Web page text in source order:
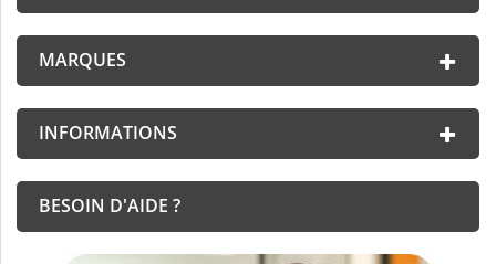
MARQUES
INFORMATIONS
BESOIN D'AIDE ?